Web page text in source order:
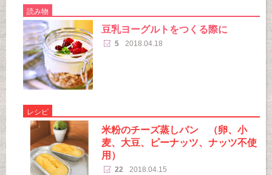
読み物
豆乳ヨーグルトをつくる際に
5 2018.04.18
レシピ
米粉のチーズ蒸しパン （卵、小
麦、大豆、ピーナッツ、ナッツ不使
用）
22 2018.04.15